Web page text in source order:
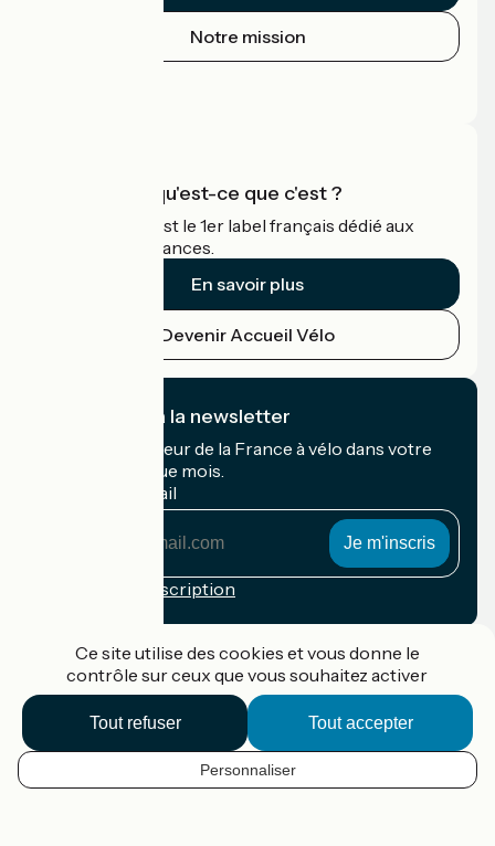
FR
Notre mission
Accueil Vélo qu'est-ce que c'est ?
Accueil Vélo c'est le 1er label français dédié aux
cyclistes en vacances.
En savoir plus
Devenir Accueil Vélo
Je m'abonne à la newsletter
Recevez le meilleur de la France à vélo dans votre
boîte mail chaque mois.
Mon adresse mail
Conditions d'inscription
Accueil Vélo Pro
Contact
Mentions légales
Ce site utilise des cookies et vous donne le
contrôle sur ceux que vous souhaitez activer
Tout accepter
Tout refuser
Personnaliser